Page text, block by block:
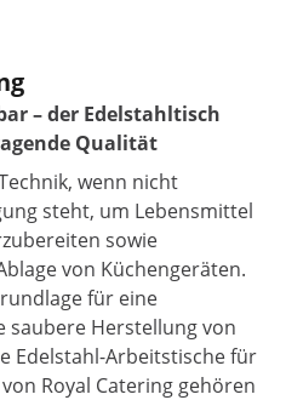
– der Edelstahltisch
Qualität
wenn nicht
steht, um Lebensmittel
sowie
von Küchengeräten.
für eine
saubere Herstellung von
Edelstahl-Arbeitstische für
Royal Catering gehören